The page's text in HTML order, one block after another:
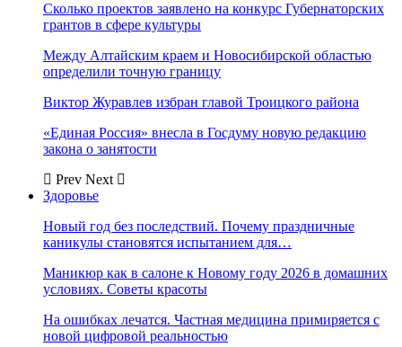
Сколько проектов заявлено на конкурс Губернаторских
грантов в сфере культуры
Между Алтайским краем и Новосибирской областью
определили точную границу
Виктор Журавлев избран главой Троицкого района
«Единая Россия» внесла в Госдуму новую редакцию
закона о занятости
Prev Next
Здоровье
Новый год без последствий. Почему праздничные
каникулы становятся испытанием для…
Маникюр как в салоне к Новому году 2026 в домашних
условиях. Советы красоты
На ошибках лечатся. Частная медицина примиряется с
новой цифровой реальностью